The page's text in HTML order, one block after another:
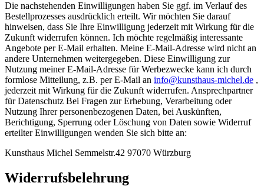
Die nachstehenden Einwilligungen haben Sie ggf. im Verlauf des
Bestellprozesses ausdrücklich erteilt. Wir möchten Sie darauf
hinweisen, dass Sie Ihre Einwilligung jederzeit mit Wirkung für die
Zukunft widerrufen können. Ich möchte regelmäßig interessante
Angebote per E-Mail erhalten. Meine E-Mail-Adresse wird nicht an
andere Unternehmen weitergegeben. Diese Einwilligung zur
Nutzung meiner E-Mail-Adresse für Werbezwecke kann ich durch
formlose Mitteilung, z.B. per E-Mail an info@kunsthaus-michel.de ,
jederzeit mit Wirkung für die Zukunft widerrufen. Ansprechpartner
für Datenschutz Bei Fragen zur Erhebung, Verarbeitung oder
Nutzung Ihrer personenbezogenen Daten, bei Auskünften,
Berichtigung, Sperrung oder Löschung von Daten sowie Widerruf
erteilter Einwilligungen wenden Sie sich bitte an:
Kunsthaus Michel Semmelstr.42 97070 Würzburg
Widerrufsbelehrung